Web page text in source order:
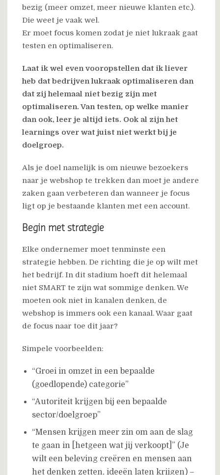
bezig (meer omzet, meer nieuwe klanten etc.).
Die weet je vaak wel.
Er moet focus komen zodat je niet lukraak gaat
testen en optimaliseren.
Laat ik wel even vooropstellen dat ik liever
heb dat bedrijven lukraak optimaliseren dan
dat zij helemaal niet bezig zijn met
optimaliseren. Van testen, op welke manier
dan ook, leer je altijd iets. Ook al zijn het
learnings over wat juist niet werkt bij je
doelgroep.
Als je doel namelijk is om nieuwe bezoekers
naar je webshop te trekken dan moet je andere
zaken gaan verbeteren dan wanneer je focus
ligt op je bestaande klanten met een account.
Begin met strategie
Elke ondernemer moet tenminste een
strategie hebben. De richting die je op wilt met
het bedrijf. In dit stadium hoeft dit helemaal
niet SMART te zijn wat sommige denken. We
moeten ook niet in kanalen denken, de
webshop is immers ook een kanaal. Waar gaat
de focus naar toe dit jaar?
Simpele voorbeelden:
“Groei in omzet in een bepaalde
(goedlopende) categorie”
“Autoriteit krijgen bij een bepaalde
sector/doelgroep”
“Mensen krijgen meer zin om aan de slag
te gaan in [hetgeen wat jij verkoopt]” (Je
wilt een beleving creëren en mensen aan
het denken zetten, ideeën laten krijgen) –